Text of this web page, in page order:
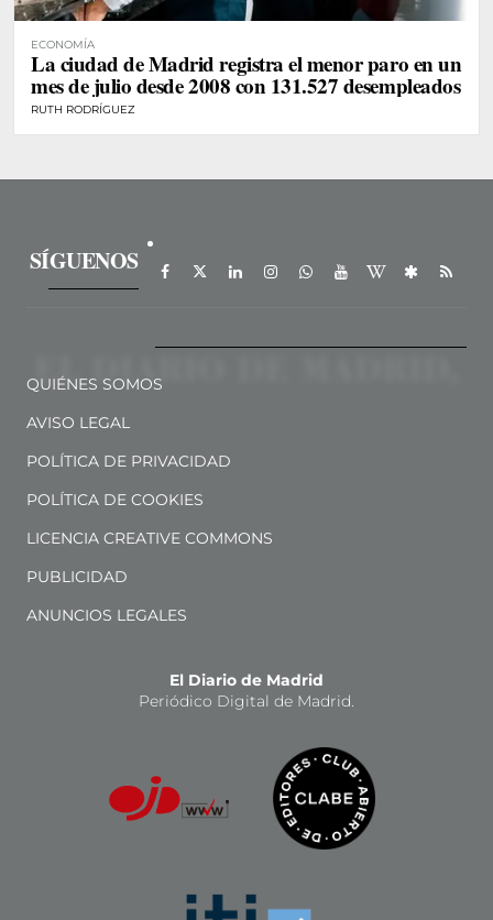
ECONOMÍA
La ciudad de Madrid registra el menor paro en un
mes de julio desde 2008 con 131.527 desempleados
RUTH RODRÍGUEZ
SÍGUENOS
QUIÉNES SOMOS
AVISO LEGAL
POLÍTICA DE PRIVACIDAD
POLÍTICA DE COOKIES
LICENCIA CREATIVE COMMONS
PUBLICIDAD
ANUNCIOS LEGALES
El Diario de Madrid
Periódico Digital de Madrid.